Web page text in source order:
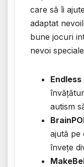
care să îi
adaptat
bune jocuri
nevoi
autism
ajută pe
învețe